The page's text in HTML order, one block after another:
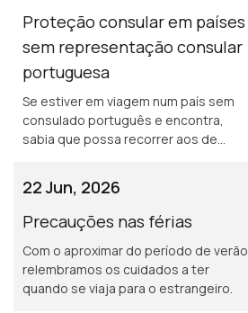
Proteção consular em países
sem representação consular
portuguesa
Se estiver em viagem num país sem
consulado português e encontra,
sabia que possa recorrer aos de
22 Jun, 2026
Precauções nas férias
Com o aproximar do período de verão,
relembramos os cuidados a ter
quando se viaja para o estrangeiro.